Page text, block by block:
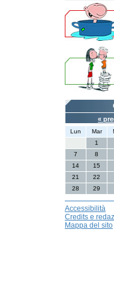
«
Lun Mar
1
7
8
14
15
21
22
28
29
Accessibilità
Credits e
Mappa del sito